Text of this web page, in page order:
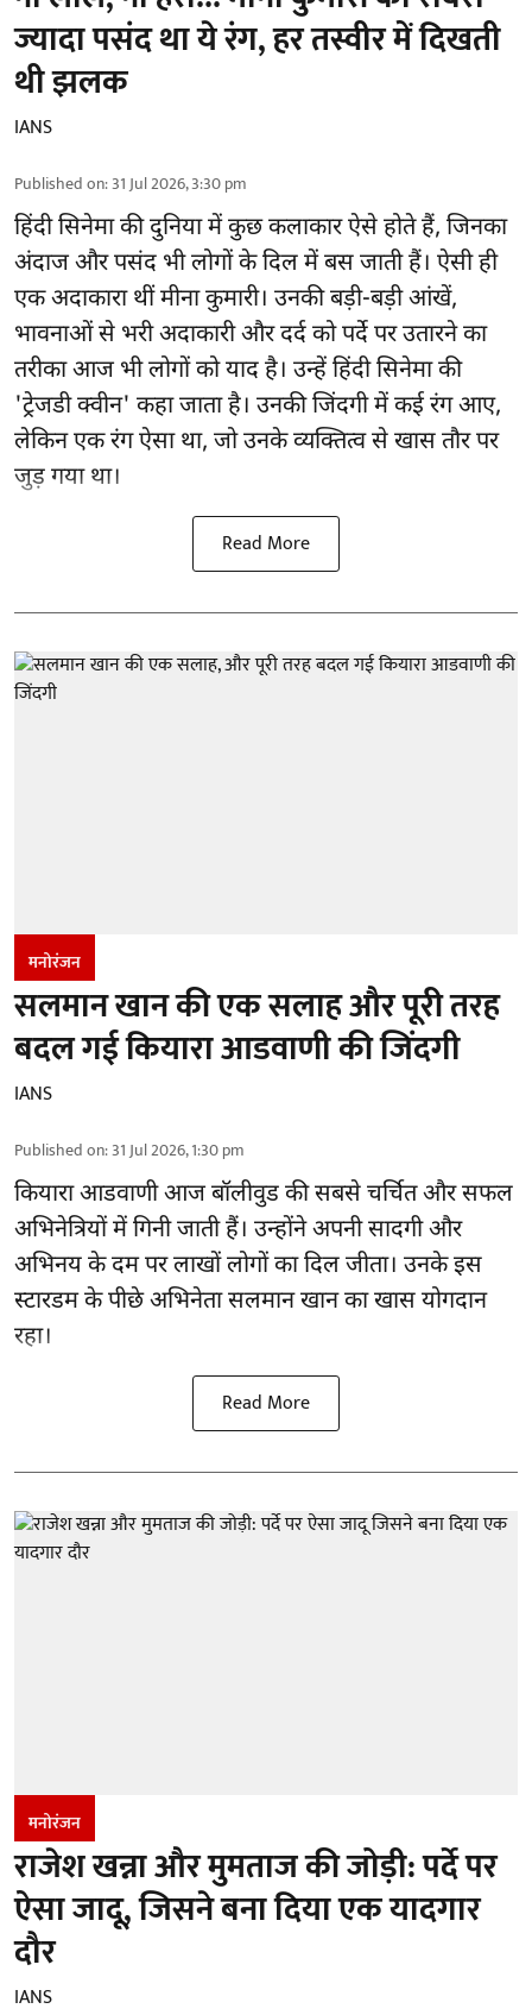
ज्यादा पसंद था ये रंग, हर तस्वीर में दिखती
थी झलक
IANS
Published on:31 Jul 2026, 3:30 pm
हिंदी सिनेमा की दुनिया में कुछ कलाकार ऐसे होते हैं, जिनका
अंदाज और पसंद भी लोगों के दिल में बस जाती हैं। ऐसी ही
एक अदाकारा थीं मीना कुमारी। उनकी बड़ी-बड़ी आंखें,
भावनाओं से भरी अदाकारी और दर्द को पर्दे पर उतारने का
तरीका आज भी लोगों को याद है। उन्हें हिंदी सिनेमा की
'ट्रेजडी क्वीन' कहा जाता है। उनकी जिंदगी में कई रंग आए,
लेकिन एक रंग ऐसा था, जो उनके व्यक्तित्व से खास तौर पर
जुड़ गया था।
Read More
मनोरंजन
सलमान खान की एक सलाह और पूरी तरह
बदल गई कियारा आडवाणी की जिंदगी
IANS
Published on:31 Jul 2026, 1:30 pm
कियारा आडवाणी आज बॉलीवुड की सबसे चर्चित और सफल
अभिनेत्रियों में गिनी जाती हैं। उन्होंने अपनी सादगी और
अभिनय के दम पर लाखों लोगों का दिल जीता। उनके इस
स्टारडम के पीछे अभिनेता सलमान खान का खास योगदान
रहा।
Read More
मनोरंजन
राजेश खन्ना और मुमताज की जोड़ी: पर्दे पर
ऐसा जादू, जिसने बना दिया एक यादगार
दौर
IANS